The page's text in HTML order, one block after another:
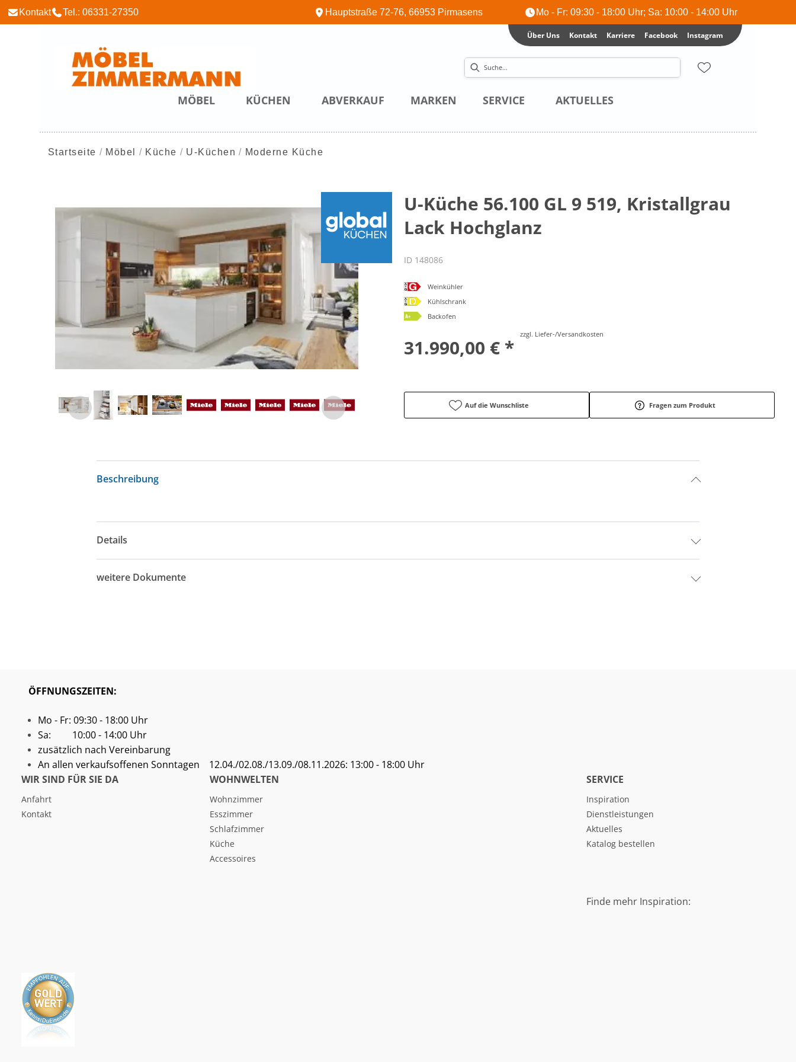
Kontakt Tel.: 06331-27350 Hauptstraße 72-76, 66953 Pirmasens Mo - Fr: 09:30 - 18:00 Uhr; Sa: 10:00 - 14:00 Uhr
Über Uns Kontakt Karriere Facebook Instagram
MÖBEL KÜCHEN ABVERKAUF MARKEN SERVICE AKTUELLES
Startseite Möbel Küche U-Küchen Moderne Küche
U-Küche 56.100 GL 9 519, Kristallgrau
Lack Hochglanz
ID 148086
Weinkühler
Kühlschrank
Backofen
31.990,00 € *
zzgl. Liefer-/Versandkosten
Auf die Wunschliste Fragen zum Produkt
Beschreibung
Details
weitere Dokumente
ÖFFNUNGSZEITEN:
Mo - Fr: 09:30 - 18:00 Uhr
Sa: 10:00 - 14:00 Uhr
zusätzlich nach Vereinbarung
An allen verkaufsoffenen Sonntagen
12.04./02.08./13.09./08.11.2026: 13:00 - 18:00 Uhr
WIR SIND FÜR SIE DA
Anfahrt
Kontakt
WOHNWELTEN
Wohnzimmer
Esszimmer
Schlafzimmer
Küche
Accessoires
SERVICE
Inspiration
Dienstleistungen
Aktuelles
Katalog bestellen
Finde mehr Inspiration: